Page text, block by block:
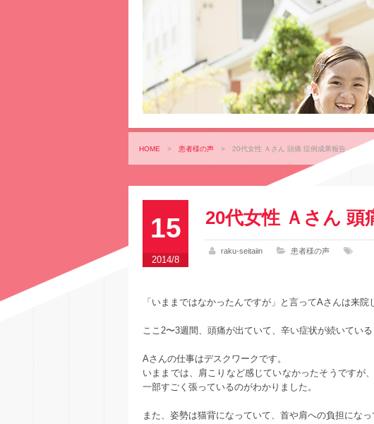
HOME > 患者様の声 > 20代女性 Ａさん 頭痛 症例成果報告
15
2014/8
20代女性 Ａさん 頭
raku-seitaiin 患者様の声
「いままではなかったんですが」と言ってAさんは来院
ここ2〜3週間、頭痛が出ていて、辛い症状が続いている
Aさんの仕事はデスクワークです。
いままでは、肩こりなど感じていなかったそうですが
一部すごく張っているのがわかりました。
また、姿勢は猫背になっていて、首や肩への負担になっ